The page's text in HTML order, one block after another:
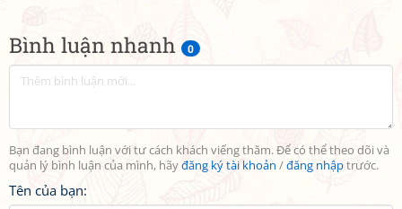
Bình luận nhanh 0
Bạn đang bình luận với tư cách khách viếng thăm. Để có thể theo dõi và
quản lý bình luận của mình, hãyđăng ký tài khoản /đăng nhậptrước.
Tên của bạn: